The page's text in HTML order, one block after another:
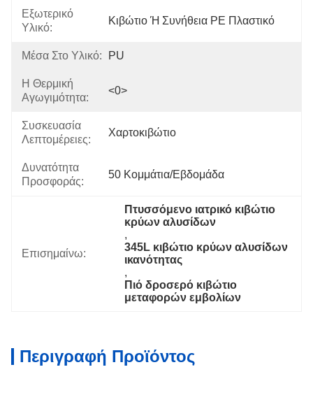
Εξωτερικό
Υλικό:
Κιβώτιο Ή Συνήθεια PE Πλαστικό
Μέσα Στο Υλικό: PU
Η Θερμική
Αγωγιμότητα:
<0>
Συσκευασία
Λεπτομέρειες:
Χαρτοκιβώτιο
Δυνατότητα
Προσφοράς:
50 Κομμάτια/εβδομάδα
Επισημαίνω:
Πτυσσόμενο ιατρικό κιβώτιο
κρύων αλυσίδων
,
345L κιβώτιο κρύων αλυσίδων
ικανότητας
,
Πιό δροσερό κιβώτιο
μεταφορών εμβολίων
Περιγραφή Προϊόντος